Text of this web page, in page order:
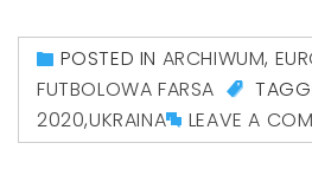
POSTED IN ARCHIWUM,
FUTBOLOWA FARSA
2020,UKRAINA LEAVE A